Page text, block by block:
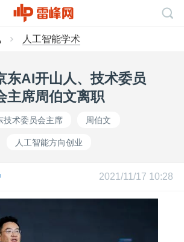
人工智能学术
东AI开山人、技术委员
主席周伯文离职
技术委员会主席 周伯文
人工智能方向创业
2021/11/17 10:28